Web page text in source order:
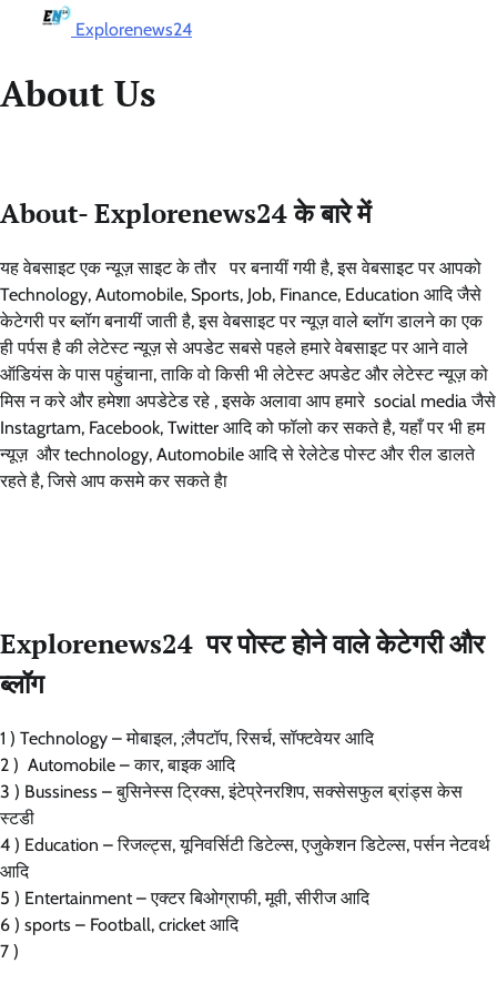
Explorenews24
About Us
About- Explorenews24 के बारे में
यह वेबसाइट एक न्यूज़ साइट के तौर पर बनायीं गयी है, इस वेबसाइट पर आपको
Technology, Automobile, Sports, Job, Finance, Education आदि जैसे
केटेगरी पर ब्लॉग बनायीं जाती है, इस वेबसाइट पर न्यूज़ वाले ब्लॉग डालने का एक
ही पर्पस है की लेटेस्ट न्यूज़ से अपडेट सबसे पहले हमारे वेबसाइट पर आने वाले
ऑडियंस के पास पहुंचाना, ताकि वो किसी भी लेटेस्ट अपडेट और लेटेस्ट न्यूज़ को
मिस न करे और हमेशा अपडेटेड रहे , इसके अलावा आप हमारे social media जैसे
Instagrtam, Facebook, Twitter आदि को फॉलो कर सकते है, यहाँ पर भी हम
न्यूज़ और technology, Automobile आदि से रेलेटेड पोस्ट और रील डालते
रहते है, जिसे आप कसमे कर सकते हैा
Explorenews24 पर पोस्ट होने वाले केटेगरी और
ब्लॉग
1 ) Technology – मोबाइल, ;लैपटॉप, रिसर्च, सॉफ्टवेयर आदि
2 ) Automobile – कार, बाइक आदि
3 ) Bussiness – बुसिनेस्स ट्रिक्स, इंटेप्रेनरशिप, सक्सेसफुल ब्रांड्स केस
स्टडी
4 ) Education – रिजल्ट्स, यूनिवर्सिटी डिटेल्स, एजुकेशन डिटेल्स, पर्सन नेटवर्थ
आदि
5 ) Entertainment – एक्टर बिओग्राफी, मूवी, सीरीज आदि
6 ) sports – Football, cricket आदि
7 )